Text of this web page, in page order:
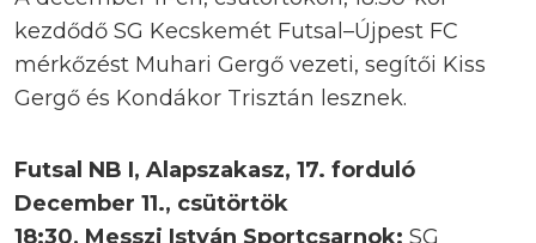
kezdődő SG Kecskemét Futsal–Újpest FC
mérkőzést Muhari Gergő vezeti, segítői Kiss
Gergő és Kondákor Trisztán lesznek.
Futsal NB I, Alapszakasz, 17. forduló
December 11., csütörtök
18:30, Messzi István Sportcsarnok: SG